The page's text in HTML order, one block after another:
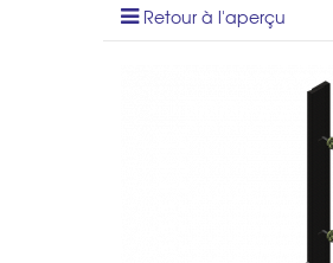
Retour à l'aperçu